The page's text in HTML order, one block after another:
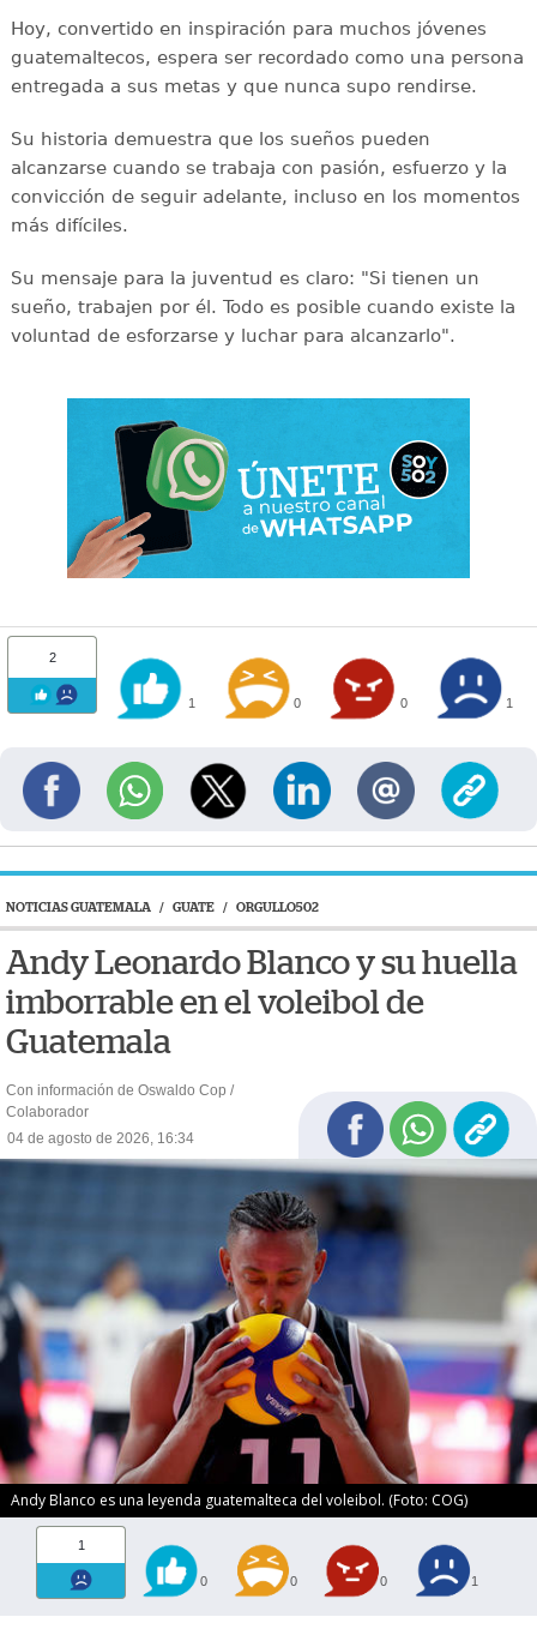
Hoy, convertido en inspiración para muchos jóvenes
guatemaltecos, espera ser recordado como una persona
entregada a sus metas y que nunca supo rendirse.
Su historia demuestra que los sueños pueden
alcanzarse cuando se trabaja con pasión, esfuerzo y la
convicción de seguir adelante, incluso en los momentos
más difíciles.
Su mensaje para la juventud es claro: "Si tienen un
sueño, trabajen por él. Todo es posible cuando existe la
voluntad de esforzarse y luchar para alcanzarlo".
2
1 0 0 1
NOTICIAS GUATEMALA / GUATE / ORGULLO502
Andy Leonardo Blanco y su huella
imborrable en el voleibol de
Guatemala
Con información de Oswaldo Cop /
Colaborador
04 de agosto de 2026, 16:34
Andy Blanco es una leyenda guatemalteca del voleibol. (Foto: COG)
1
0 0 0 1